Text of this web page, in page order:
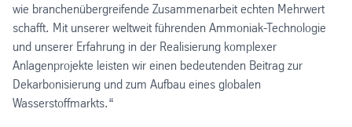
wie branchenübergreifende Zusammenarbeit echten Mehrwert
schafft. Mit unserer weltweit führenden Ammoniak-Technologie
und unserer Erfahrung in der Realisierung komplexer
Anlagenprojekte leisten wir einen bedeutenden Beitrag zur
Dekarbonisierung und zum Aufbau eines globalen
Wasserstoffmarkts.“